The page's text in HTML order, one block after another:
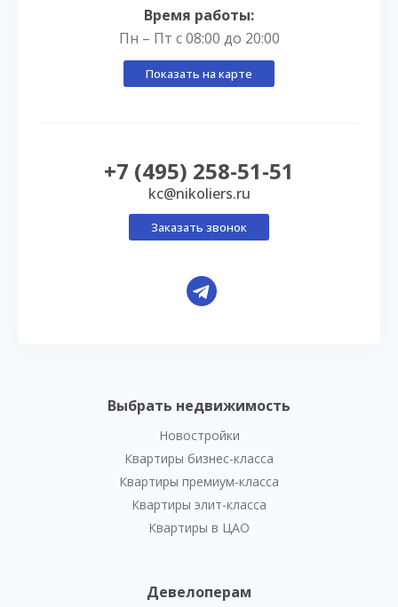
Выбрать недвижимость
Новостройки
Квартиры бизнес-класса
Квартиры премиум-класса
Квартиры элит-класса
Квартиры в ЦАО
Девелоперам
Время работы:
Пн – Пт с 08:00 до 20:00
Показать на карте
+7 (495) 258-51-51
kc@nikoliers.ru
Заказать звонок